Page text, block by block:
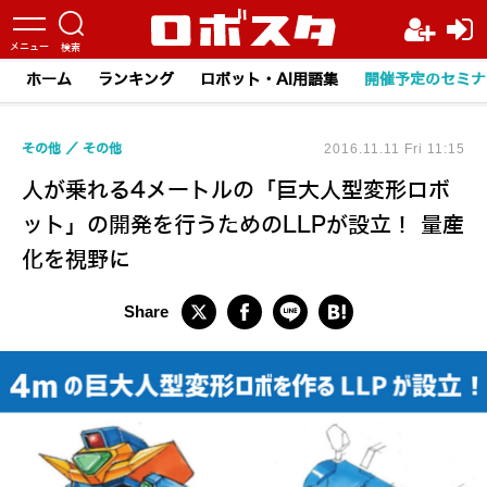
ホーム ランキング ロボット・AI用語集 開催予定のセミ
人が乗れる4メートルの「巨大人型変形ロボ
ット」の開発を行うためのLLPが設立！ 量産
化を視野に
その他 その他 2016.11.11 Fri 11:15